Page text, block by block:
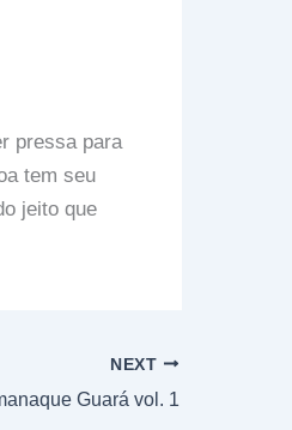
pressa para
tem seu
jeito que
NEXT
Guará vol. 1